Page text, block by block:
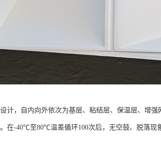
计，自内向外依次为基层、粘结层、保温层、增
在-40℃至80℃温差循环100次后，无空鼓、脱落现